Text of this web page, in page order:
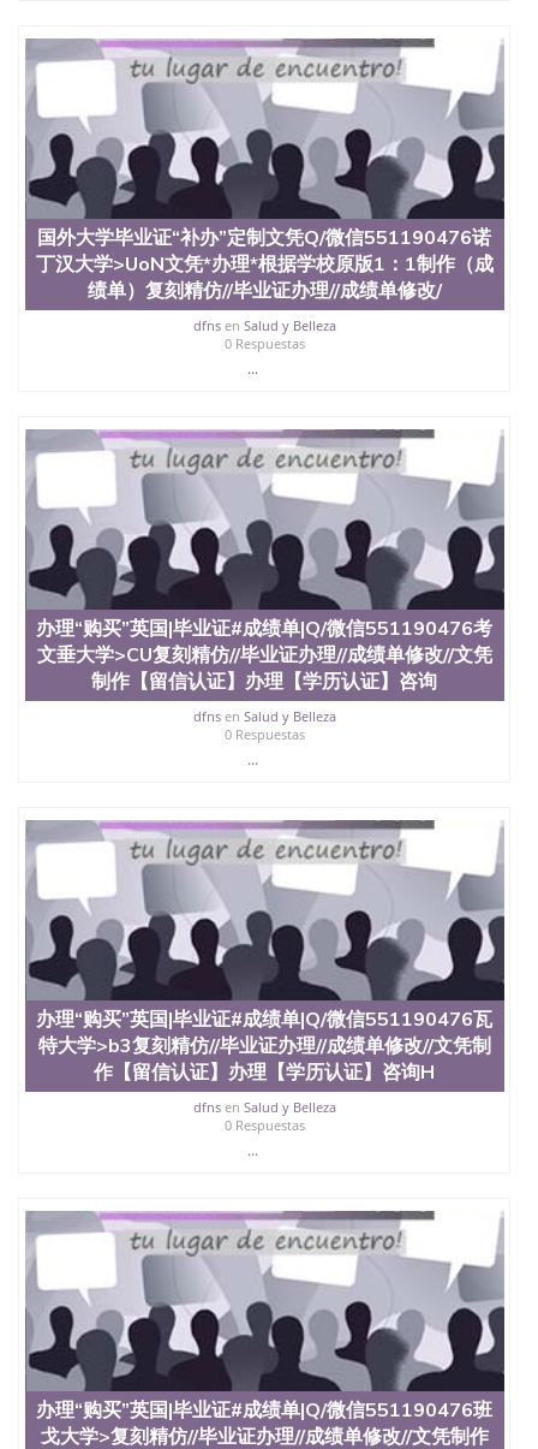
外文凭质量QQ微信551190476国外本科毕业证怎么办
理QQ微信551190476国外大学文凭真制作QQ微信
551190476办国外文凭可找工作QQ微信551190476国
外大学有毕业证QQ微信551190476办理国外毕业证价
格QQ微信551190476国外编号查询QQ微信551190476
办理国外文凭要交定金吗QQ微信551190476办国外可
查文凭QQ微信551190476网上购买真文凭可信吗QQ
微信551190476学士学位证书查询机构QQ微信
551190476 国外资格证书办理QQ微信551190476如何
办理学历认证QQ微信551190476海外文凭认证办理
QQ微信551190476 圣何塞州立大学（San Jose State
University, 又译为“圣荷西州立大学”）成立于1857
年，简称SJSU，是加州历史悠久的大学之一，也是美
西地区的公立大学之一。位于圣何塞市San Jose中
心，占地154公顷。它是一所位于加利福尼亚州的著
名综合性公立大学，它以极高的就业率，全美名列前
合性大学，每年有来自世界各地的成百上千的海外学
生前往求学。 至今，这是一所在世界上享有学术地
位、声誉、实习机会和影响力的高等教育机构，并获
誉为美国本科教育质量的核心代表。其计算机系与会
计系更是在当今美国大学教学排名中表现优异。其毕
业生大多可以在其所处地域的世界硅谷中心得到工作
机会。许多硅谷公司甚至在学生大三和大四的学期提
供许多相应科系的实习机会。无论是加州大学系统
(UC)，还是加州州立大学系统(CSU), 圣何塞州立大学
都占据着加州所有大学中的地理位置。 圣何塞州立大
学座落于硅谷(Silicon Valley), 于附近的旧金山-圣何塞
地区为全美的重要科技中心。约有学生三万人，超过
134种学士学科和65个硕士学科，并有来自世界60余
国的学生来此就读。其有名的科系如计算机科学，电
子工程学，工商管理学，艺术设计，和航空学等，深
二、办理流程： 1、收集客户办理信息； 2、客户付
定金下单； 3、公司确认到账转制作点做电子图；
4、电子图做好发给客户确认； 5、电子图确认好转成
品部做成品； 6、成品做好拍照或者视频确认再付余
款； 7、快递给客户（国内顺丰，国外DHL）。 三、
真实网上可查的证明材料 1、教育部学历学位认证，
留服真实存档可查，存档。 2、留学回国人员证明
（使馆认证），使馆网站真实存档可查。 3、留信网
真实可查认证办理，存档可查，终身受用。 四、办理
流程农业科学院、艺术与建筑学院、商学院、交流学
院、地球及物质科学院、教育学院、工程学院、健康
与人类发展学院、信息工程与科学学院、人文学院、
护理学院、科学学院等。学校的教育学院排名在全美
前十名，工学院排名在前十五名，且继续攀升中。纽
约大学为学生们提供本科、硕士及博士学位。学校的
学、美术、电子工程、天文学、农业、环境污染控
制、历史、电气工程、生物工程、建筑设计、工商管
理、材料科学、机械工程、航天工程、土木工程、数
学、化学、英语、社会科学、心理学、戏剧、市场营
销、机械工程、计算机科学、物理学、人工智能、商
科、金融专业 1、客户提供相关材料，确定客户办理
信息，给出操作方案； 2、补充毕业证成绩单等相关
材料； 3、留服注册申请账号，付定金； 4、预约递
交时间，公司人员陪同客户本人一起去留服递交材
料； 5、等待结果，完成结果书留服直接邮寄给客户
国外大学毕业证“补办”定制文凭Q/微信551190476诺
丁汉大学>UoN文凭*办理*根据学校原版1：1制作（成
绩单）复刻精仿//毕业证办理//成绩单修改/
dfnsen Salud y Belleza
0 Respuestas
...
办理“购买”英国|毕业证#成绩单|Q/微信551190476考
文垂大学>CU复刻精仿//毕业证办理//成绩单修改//文凭
制作【留信认证】办理【学历认证】咨询
dfnsen Salud y Belleza
0 Respuestas
...
办理“购买”英国|毕业证#成绩单|Q/微信551190476瓦
特大学>b3复刻精仿//毕业证办理//成绩单修改//文凭制
作【留信认证】办理【学历认证】咨询H
dfnsen Salud y Belleza
0 Respuestas
...
办理“购买”英国|毕业证#成绩单|Q/微信551190476班
戈大学>复刻精仿//毕业证办理//成绩单修改//文凭制作